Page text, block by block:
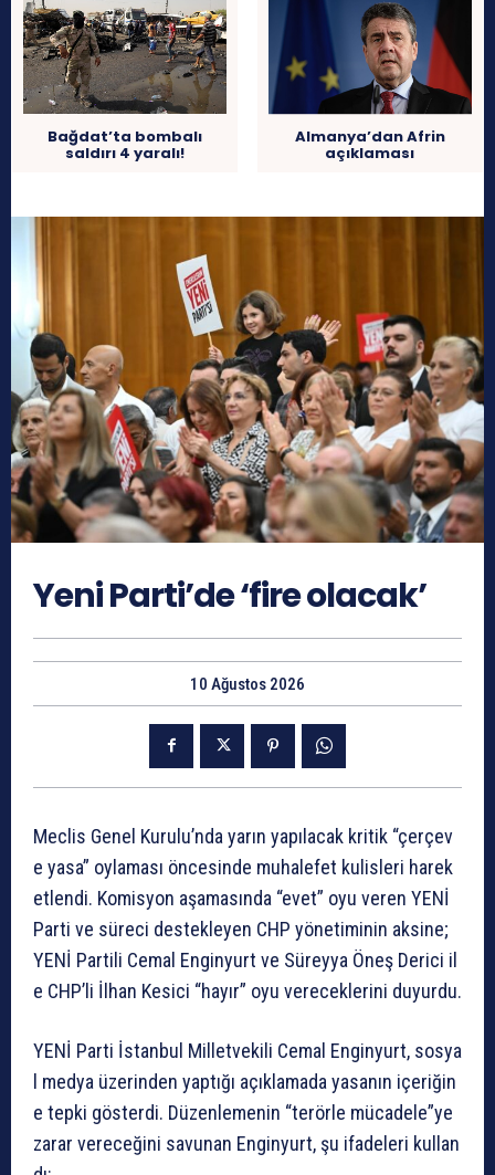
Bağdat’ta bombalı
saldırı 4 yaralı!
Almanya’dan Afrin
açıklaması